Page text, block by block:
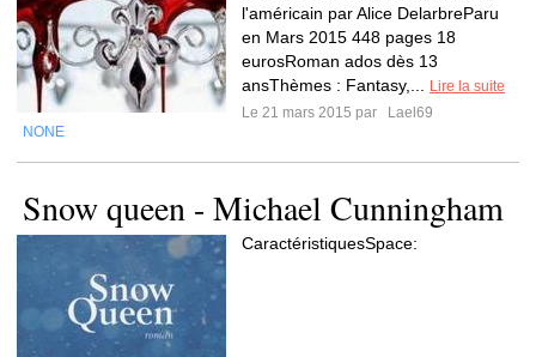
l'américain par Alice DelarbreParu
en Mars 2015 448 pages 18
eurosRoman ados dès 13
ansThèmes : Fantasy,...
Lire la suite
Le 21 mars 2015 par
Lael69
NONE
Snow queen - Michael Cunningham
CaractéristiquesSpace: